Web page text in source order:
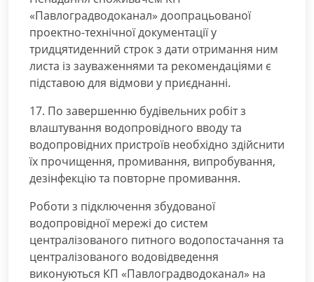
«Павлоградводоканал» доопрацьованої
проектно-технічної документації у
тридцятиденний строк з дати отримання ним
листа із зауваженнями та рекомендаціями є
підставою для відмови у приєднанні.
17. По завершенню будівельних робіт з
влаштування водопровідного вводу та
водопровідних пристроїв необхідно здійснити
їх прочищення, промивання, випробування,
дезінфекцію та повторне промивання.
Роботи з підключення збудованої
водопровідної мережі до систем
централізованого питного водопостачання та
централізованого водовідведення
виконуються КП «Павлоградводоканал» на